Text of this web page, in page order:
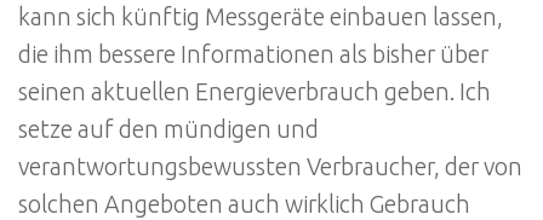
kann sich künftig Messgeräte einbauen lassen,
die ihm bessere Informationen als bisher über
seinen aktuellen Energieverbrauch geben. Ich
setze auf den mündigen und
verantwortungsbewussten Verbraucher, der von
solchen Angeboten auch wirklich Gebrauch